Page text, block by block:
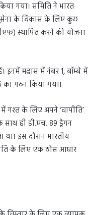
गया। समिति ने भारत
के विकास के लिए कुछ
स्थापित करने की योजना
मद्रास में नंबर 1, बॉम्बे में
गठन किया गया।
गश्त के लिए अपने ‘वापीति’
ही डी.एच. 89 ड्रैगन
इस दौरान भारतीय
के लिए एक ठोस आधार